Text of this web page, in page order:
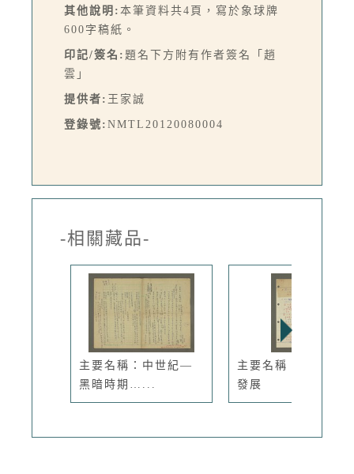
其他說明: 本筆資料共4頁，寫於象球牌
600字稿紙。
印記/簽名: 題名下方附有作者簽名「趙
雲」
提供者: 王家誠
登錄號: NMTL20120080004
-相關藏品-
主要名稱：中世紀—
黑暗時期…...
主要名稱：兒童心理
發展